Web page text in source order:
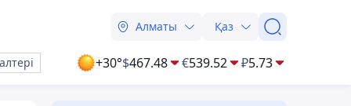
Алматы Қаз
+30°$467.48 €539.52 ₽5.73